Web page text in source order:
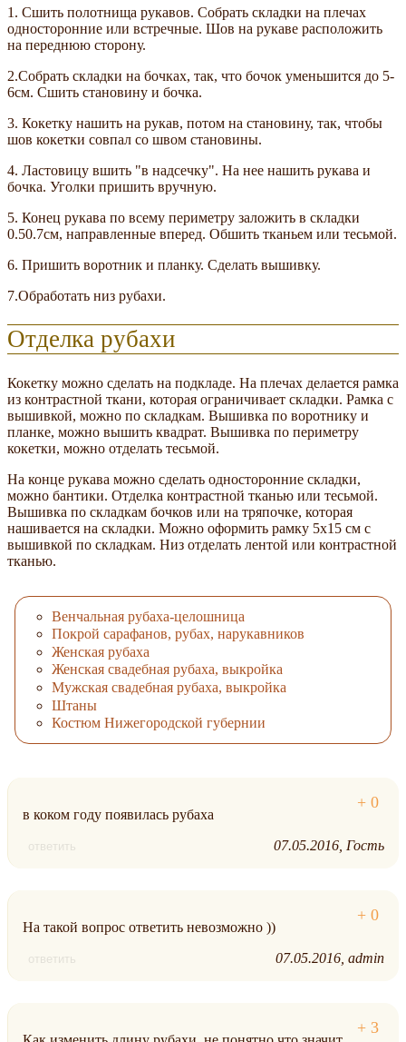
1. Сшить полотнища рукавов. Собрать складки на плечах
односторонние или встречные. Шов на рукаве расположить
на переднюю сторону.
2.Собрать складки на бочках, так, что бочок уменьшится до 5-
6см. Сшить становину и бочка.
3. Кокетку нашить на рукав, потом на становину, так, чтобы
шов кокетки совпал со швом становины.
4. Ластовицу вшить "в надсечку". На нее нашить рукава и
бочка. Уголки пришить вручную.
5. Конец рукава по всему периметру заложить в складки
0.50.7см, направленные вперед. Обшить тканьем или тесьмой.
6. Пришить воротник и планку. Сделать вышивку.
7.Обработать низ рубахи.
Отделка рубахи
Кокетку можно сделать на подкладе. На плечах делается рамка
из контрастной ткани, которая ограничивает складки. Рамка с
вышивкой, можно по складкам. Вышивка по воротнику и
планке, можно вышить квадрат. Вышивка по периметру
кокетки, можно отделать тесьмой.
На конце рукава можно сделать односторонние складки,
можно бантики. Отделка контрастной тканью или тесьмой.
Вышивка по складкам бочков или на тряпочке, которая
нашивается на складки. Можно оформить рамку 5x15 см с
вышивкой по складкам. Низ отделать лентой или контрастной
тканью.
Венчальная рубаха-целошница
Покрой сарафанов, рубах, нарукавников
Женская рубаха
Женская свадебная рубаха, выкройка
Мужская свадебная рубаха, выкройка
Штаны
Костюм Нижегородской губернии
в коком году появилась рубаха
ответить 07.05.2016 Гость
На такой вопрос ответить невозможно ))
ответить 07.05.2016 admin